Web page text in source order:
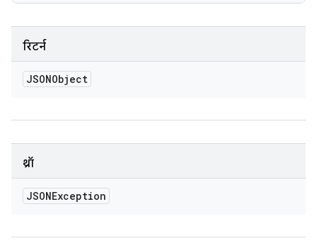
रिटर्न
JSONObject
थ्रॉ
JSONException